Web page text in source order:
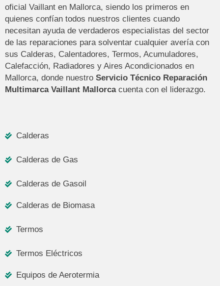
oficial Vaillant en Mallorca, siendo los primeros en
quienes confían todos nuestros clientes cuando
necesitan ayuda de verdaderos especialistas del sector
de las reparaciones para solventar cualquier avería con
sus Calderas, Calentadores, Termos, Acumuladores,
Calefacción, Radiadores y Aires Acondicionados en
Mallorca, donde nuestro Servicio Técnico Reparación
Multimarca Vaillant Mallorcacuenta con el liderazgo.
Calderas
Calderas de Gas
Calderas de Gasoil
Calderas de Biomasa
Termos
Termos Eléctricos
Equipos de Aerotermia